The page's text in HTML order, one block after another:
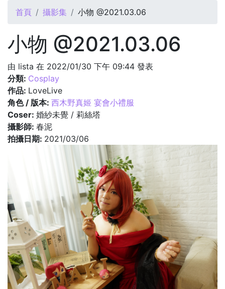
您在這裡
首頁 攝影集 小物 @2021.03.06
小物 @2021.03.06
由 lista 在 2022/01/30 下午 09:44 發表
分類: Cosplay
作品: LoveLive
角色 / 版本: 西木野真姬 宴會小禮服
Coser: 婚紗未覺 / 莉絲塔
攝影師: 春泥
拍攝日期: 2021/03/06